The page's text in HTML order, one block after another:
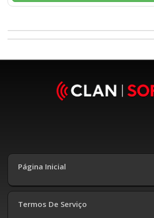
Página Inicial
Termos De Serviço